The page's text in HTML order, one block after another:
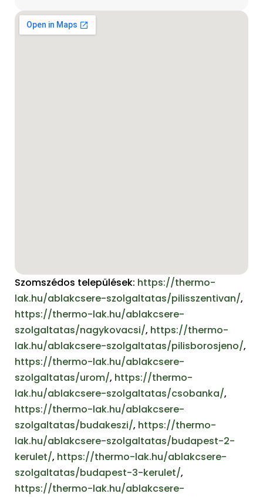
Szomszédos települések: https://thermo-
lak.hu/ablakcsere-szolgaltatas/pilisszentivan/,
https://thermo-lak.hu/ablakcsere-
szolgaltatas/nagykovacsi/, https://thermo-
lak.hu/ablakcsere-szolgaltatas/pilisborosjeno/,
https://thermo-lak.hu/ablakcsere-
szolgaltatas/urom/, https://thermo-
lak.hu/ablakcsere-szolgaltatas/csobanka/,
https://thermo-lak.hu/ablakcsere-
szolgaltatas/budakeszi/, https://thermo-
lak.hu/ablakcsere-szolgaltatas/budapest-2-
kerulet/, https://thermo-lak.hu/ablakcsere-
szolgaltatas/budapest-3-kerulet/,
https://thermo-lak.hu/ablakcsere-